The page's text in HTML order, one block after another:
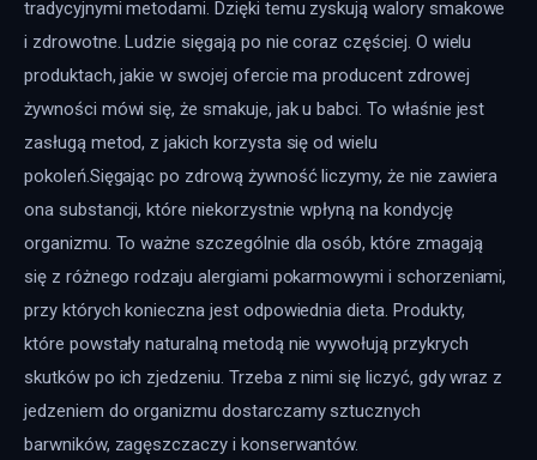
tradycyjnymi metodami. Dzięki temu zyskują walory smakowe
i zdrowotne. Ludzie sięgają po nie coraz częściej. O wielu
produktach, jakie w swojej ofercie ma producent zdrowej
żywności mówi się, że smakuje, jak u babci. To właśnie jest
zasługą metod, z jakich korzysta się od wielu
pokoleń.Sięgając po zdrową żywność liczymy, że nie zawiera
ona substancji, które niekorzystnie wpłyną na kondycję
organizmu. To ważne szczególnie dla osób, które zmagają
się z różnego rodzaju alergiami pokarmowymi i schorzeniami,
przy których konieczna jest odpowiednia dieta. Produkty,
które powstały naturalną metodą nie wywołują przykrych
skutków po ich zjedzeniu. Trzeba z nimi się liczyć, gdy wraz z
jedzeniem do organizmu dostarczamy sztucznych
barwników, zagęszczaczy i konserwantów.